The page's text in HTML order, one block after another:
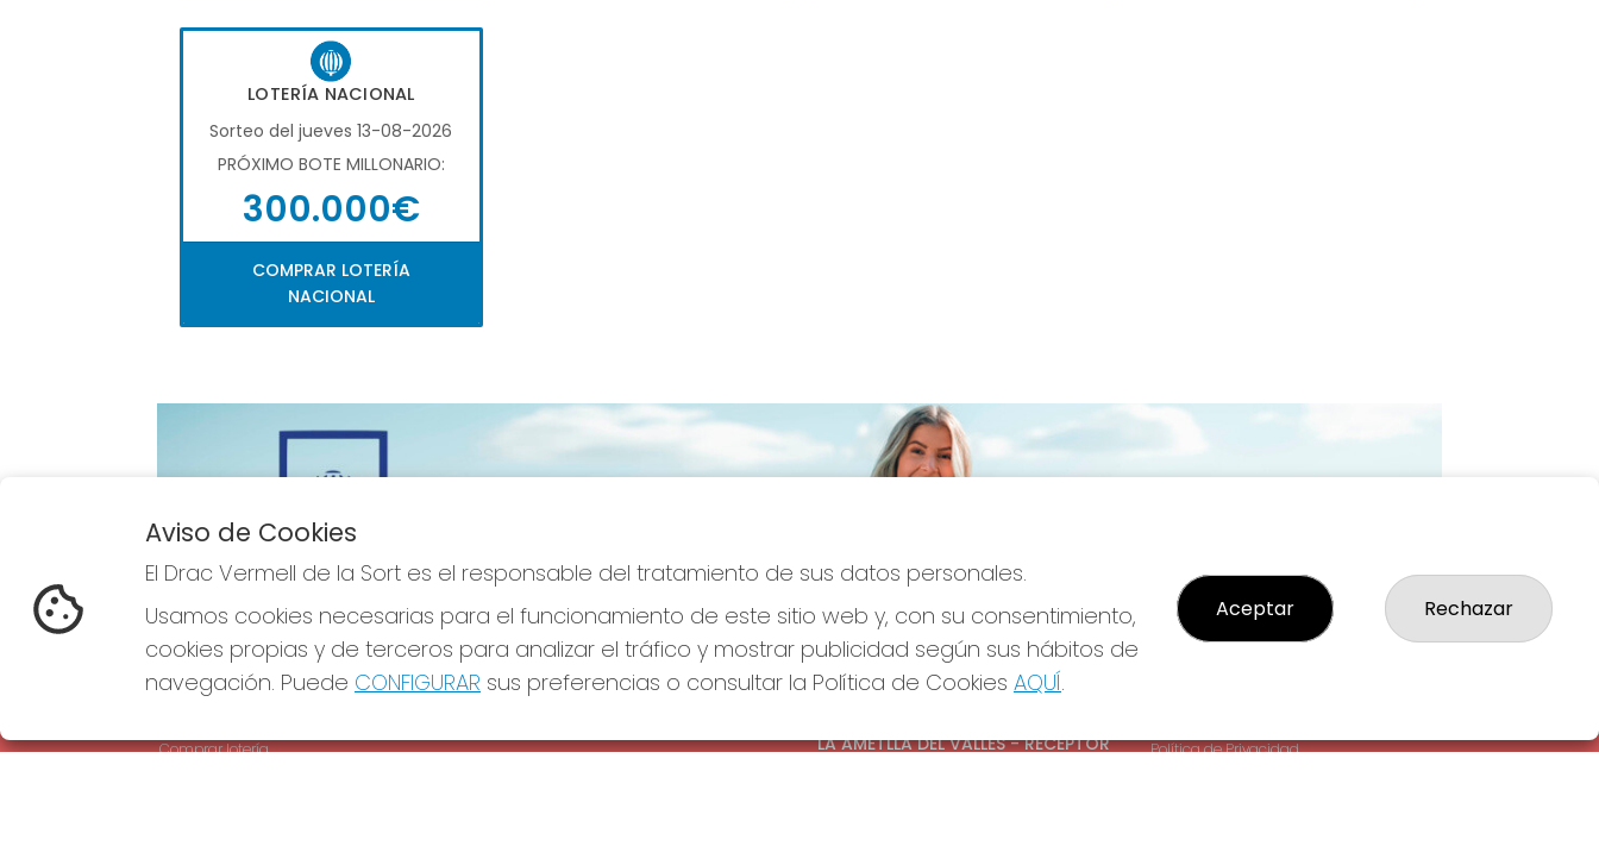
LOTERÍA NACIONAL
Sorteo del jueves 13-08-2026
PRÓXIMO BOTE MILLONARIO:
300.000€
COMPRAR LOTERÍA
NACIONAL
EL DRAC VERMELL DE LA SORT
Comprar lotería
REDES SOCIALES CONTACTO
LA AMETLLA DEL VALLES - RECEPTOR
Política de Privacidad
Aviso de Cookies
El Drac Vermell de la Sort es el responsable del tratamiento de sus datos personales.
Usamos cookies necesarias para el funcionamiento de este sitio web y, con su consentimiento,
cookies propias y de terceros para analizar el tráfico y mostrar publicidad según sus hábitos de
navegación. Puede CONFIGURAR sus preferencias o consultar la Política de Cookies AQUÍ.
Aceptar Rechazar